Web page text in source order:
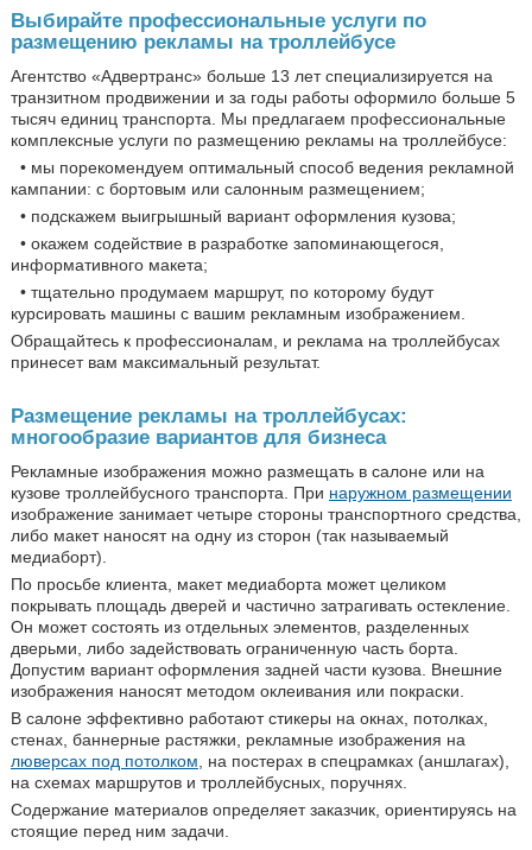
Выбирайте профессиональные услуги по
размещению рекламы на троллейбусе
Агентство «Адвертранс» больше 13 лет специализируется на
транзитном продвижении и за годы работы оформило больше 5
тысяч единиц транспорта. Мы предлагаем профессиональные
комплексные услуги по размещению рекламы на троллейбусе:
• мы порекомендуем оптимальный способ ведения рекламной
кампании: с бортовым или салонным размещением;
• подскажем выигрышный вариант оформления кузова;
• окажем содействие в разработке запоминающегося,
информативного макета;
• тщательно продумаем маршрут, по которому будут
курсировать машины с вашим рекламным изображением.
Обращайтесь к профессионалам, и реклама на троллейбусах
принесет вам максимальный результат.
Размещение рекламы на троллейбусах:
многообразие вариантов для бизнеса
Рекламные изображения можно размещать в салоне или на
кузове троллейбусного транспорта. При наружном размещении
изображение занимает четыре стороны транспортного средства,
либо макет наносят на одну из сторон (так называемый
медиаборт).
По просьбе клиента, макет медиаборта может целиком
покрывать площадь дверей и частично затрагивать остекление.
Он может состоять из отдельных элементов, разделенных
дверьми, либо задействовать ограниченную часть борта.
Допустим вариант оформления задней части кузова. Внешние
изображения наносят методом оклеивания или покраски.
В салоне эффективно работают стикеры на окнах, потолках,
стенах, баннерные растяжки, рекламные изображения на
люверсах под потолком , на постерах в спецрамках (аншлагах),
на схемах маршрутов и троллейбусных, поручнях.
Содержание материалов определяет заказчик, ориентируясь на
стоящие перед ним задачи.